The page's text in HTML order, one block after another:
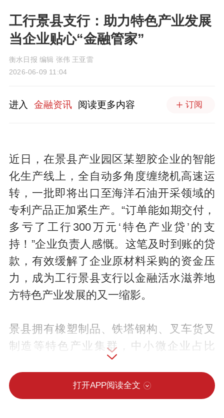
工行景县支行：助力特色产业发展
当企业贴心“金融管家”
衡水日报 编辑 张伟 王亚雷
2026-06-09 11:04
进入 金融资讯 阅读更多内容 订阅
近日，在景县产业园区某塑胶企业的智能
化生产线上，全自动多角度缠绕机高速运
转，一批即将出口至海洋石油开采领域的
专利产品正加紧生产。“订单能如期交付，
多亏了工行300万元‘特色产业贷’的支
持！”企业负责人感慨。这笔及时到账的贷
款，有效缓解了企业原材料采购的资金压
力，成为工行景县支行以金融活水滋养地
方特色产业发展的又一缩影。
景县拥有橡塑制品、铁塔钢构、叉车货叉
制造等特色产业集群，中小微企业占比
高，融资需求差异大、资金周转难题突
出。对此，工行景县支行组建专项金融服
务团队，深入园区一线调研，针对不同行
打开APP阅读全文